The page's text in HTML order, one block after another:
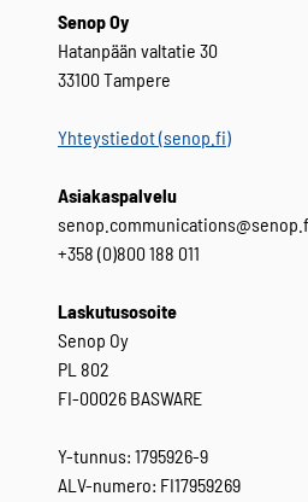
Senop Oy
Hatanpään valtatie 30
33100 Tampere
Yhteystiedot (senop.fi)
Asiakaspalvelu
+358 (0)800 188 011
Laskutusosoite
Senop Oy
PL 802
FI-00026 BASWARE
Y-tunnus: 1795926-9
ALV-numero: FI17959269